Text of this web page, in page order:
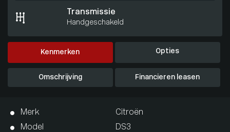
Transmissie
Handgeschakeld
Kenmerken Opties
Omschrijving Financieren leasen
Merk
Citroën
Model
DS3